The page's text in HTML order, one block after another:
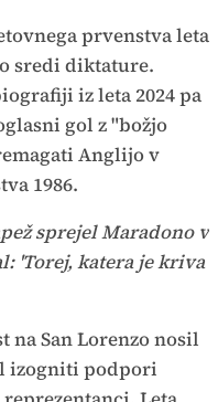
prvenstva leta
sredi diktature.
iz leta 2024 pa
gol z "božjo
Anglijo v
1986.
sprejel Maradono v
'Torej, katera je kriva
na San Lorenzo nosil
izogniti podpori